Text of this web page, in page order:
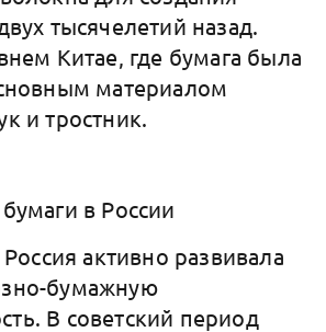
тысячелетий назад.
Китае, где бумага была
материалом
и тростник.
в России
активно развивала
бумажную
В советский период